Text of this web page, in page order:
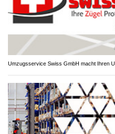
Umzugsservice Swiss GmbH macht Ihren